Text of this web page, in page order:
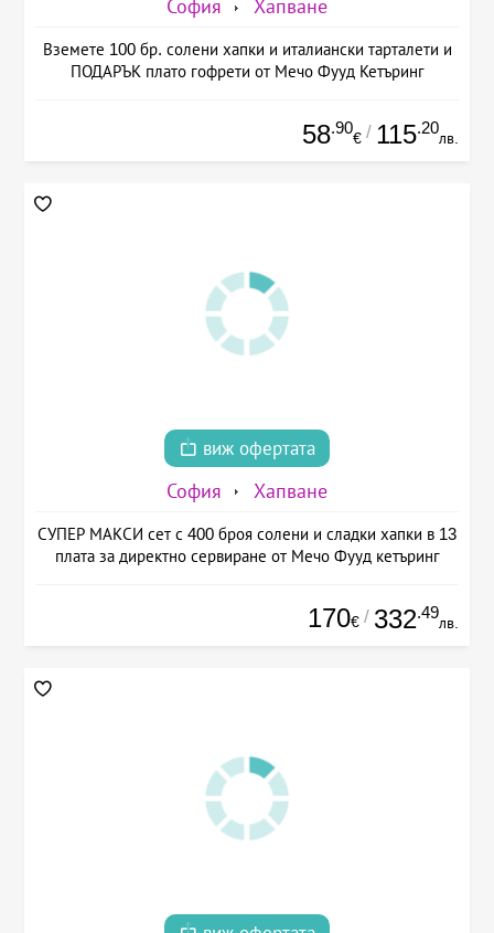
София Хапване
Вземете 100 бр. солени хапки и италиански тарталети и
ПОДАРЪК плато гофрети от Мечо Фууд Кетъринг
58.90
€ / 115.20
лв.
виж офертата
София Хапване
СУПЕР МАКСИ сет с 400 броя солени и сладки хапки в 13
плата за директно сервиране от Мечо Фууд кетъринг
170€ / 332.49
лв.